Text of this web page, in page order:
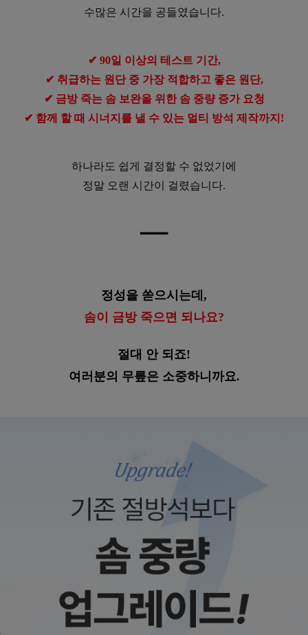
수많은 시간을 공들였습니다.
✔ 90일 이상의 테스트 기간,
✔ 취급하는 원단 중 가장 적합하고 좋은 원단,
✔ 금방 죽는 솜 보완을 위한 솜 중량 증가 요청
✔ 함께 할 때 시너지를 낼 수 있는 멀티 방석 제작까지!
하나라도 쉽게 결정할 수 없었기에
정말 오랜 시간이 걸렸습니다.
━━━━
정성을 쏟으시는데,
솜이 금방 죽으면 되나요?
절대 안 되죠!
여러분의 무릎은 소중하니까요.